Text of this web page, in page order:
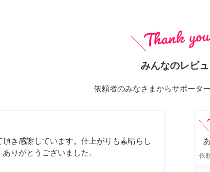
みんなのレビ
依頼者のみなさまからサポータ
頂き感謝しています。仕上がりも素晴らし
りがとうございました。
依